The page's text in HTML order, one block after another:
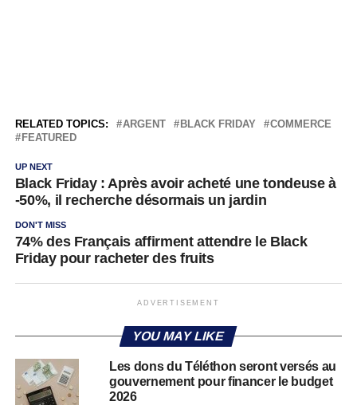
RELATED TOPICS: ARGENT BLACK FRIDAY
COMMERCE
FEATURED
UP NEXT
Black Friday : Après avoir acheté une tondeuse à
-50%, il recherche désormais un jardin
DON'T MISS
74% des Français affirment attendre le Black
Friday pour racheter des fruits
ADVERTISEMENT
YOU MAY LIKE
Les dons du Téléthon seront versés au
gouvernement pour financer le budget
2026